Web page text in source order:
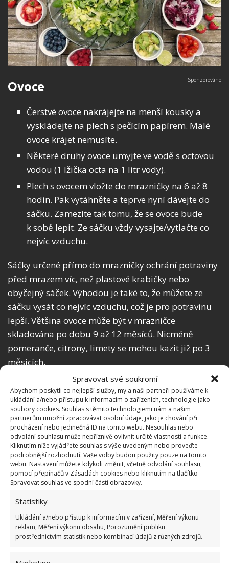
Spravovat své soukromí
Abychom poskytli co nejlepší služby, my a naši partneři používáme k
ukládání a/nebo přístupu k informacím o zařízeních, technologie jako
soubory cookies. Souhlas s těmito technologiemi nám a našim
partnerům umožní zpracovávat osobní údaje, jako je chování při
procházení nebo jedinečná ID na tomto webu. Nesouhlas nebo
odvolání souhlasu může nepříznivě ovlivnit určité vlastnosti a funkce.
Kliknutím níže vyjádřete souhlas s výše uvedeným nebo proveďte
podrobnější rozhodnutí. Vaše volby budou použity pouze na tomto
webu. Nastavení můžete kdykoli změnit, včetně odvolání souhlasu,
pomocí přepínačů v Zásadách cookies nebo kliknutím na tlačítko
Spravovat souhlas ve spodní části obrazovky.
Statistiky
Ukládání a/nebo přístup k informacím v zařízení, Měření výkonu
reklam, Měření výkonu obsahu, Porozumění publiku
prostřednictvím statistik nebo kombinací údajů z různých zdrojů.
Ovoce
Čerstvé ovoce nakrájejte na menší kousky a
vyskládejte na plech s pečícím papírem. Malé
ovoce krájet nemusíte.
Některé druhy ovoce umyjte ve vodě s octovou
vodou (1 lžička octa na 1 litr vody).
Plech s ovocem vložte do mrazničky na 6 až 8
hodin. Pak vytáhněte a teprve nyní dávejte do
sáčku. Zamezíte tak tomu, že se ovoce bude
k sobě lepit. Ze sáčku vždy vysajte/vytlačte co
nejvíc vzduchu.
Sáčky určené přímo do mrazničky ochrání potraviny
před mrazem víc, než plastové krabičky nebo
obyčejný sáček. Výhodou je také to, že můžete ze
sáčku vysát co nejvíc vzduchu, což je pro potravinu
lepší. Většina ovoce může být v mrazničce
skladována po dobu 9 až 12 měsíců. Nicméně
pomeranče, citrony, limety se mohou kazit již po 3
měsících.
Zelenina
Zeleninu pečlivě umyjte (rovněž použijte roztok
octa a vody) a zbavte všech nečistot. Nakrájejte
ji na kousky – květák a brokolici rozdělte na
růžičky, mrkev nakrájejte třeba na kolečka
apod.
Ztrátě živin zabráníte u zeleniny tím, že
zpomalíte enzymové aktivity. Jak na to? Zeleninu
sítka a ponořte na 1 až 4 minuty (dle druhu
zeleniny) do vroucí vody. Po uplynutí doby